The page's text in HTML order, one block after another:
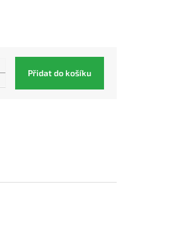
Přidat do košíku